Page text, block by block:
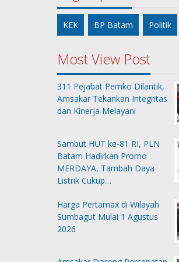
KEK BP Batam Politik
Most View Post
311 Pejabat Pemko Dilantik,
Amsakar Tekankan Integritas
dan Kinerja Melayani
Sambut HUT ke-81 RI, PLN
Batam Hadirkan Promo
MERDAYA, Tambah Daya
Listrik Cukup…
Harga Pertamax di Wilayah
Sumbagut Mulai 1 Agustus
2026